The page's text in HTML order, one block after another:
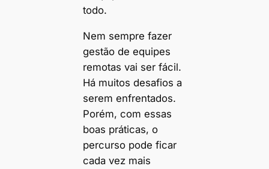
todo.
Nem sempre fazer
gestão de equipes
remotas vai ser fácil.
Há muitos desafios a
serem enfrentados.
Porém, com essas
boas práticas, o
percurso pode ficar
cada vez mais